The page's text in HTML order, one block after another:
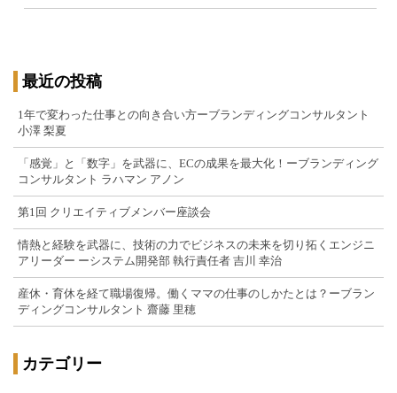
最近の投稿
1年で変わった仕事との向き合い方ーブランディングコンサルタント
小澤 梨夏
「感覚」と「数字」を武器に、ECの成果を最大化！ーブランディング
コンサルタント ラハマン アノン
第1回 クリエイティブメンバー座談会
情熱と経験を武器に、技術の力でビジネスの未来を切り拓くエンジニ
アリーダー ーシステム開発部 執行責任者 吉川 幸治
産休・育休を経て職場復帰。働くママの仕事のしかたとは？ーブラン
ディングコンサルタント 齋藤 里穂
カテゴリー